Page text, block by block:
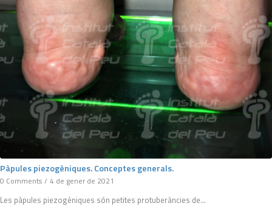
Pàpules piezogèniques. Conceptes generals.
0 Comments / 4 de gener de 2021
Les pàpules piezogèniques són petites protuberàncies de…